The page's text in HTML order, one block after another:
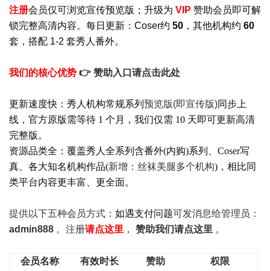
注册会员仅可浏览宣传预览版 ； 升级为 VIP 赞助会员即可解
锁完整高清内容。每日更新： Coser约 50 ，其他机构约 60
套， 搭配 1-2 套秀人番外。
我们的核心优势 👉 赞助入口请点击此处
更新速度快：秀人机构常规系列 预览版(即宣传版)同步上
线，官方原版需等待 1 个月，我们仅需 10 天即可更新高清
完整版。
资源品类全：覆盖秀人全系列含番外(内购)系列、Coser写
真、各大知名机构作品(新增：丝袜美腿多个机构)，相比同
类平台内容更丰富、更全面。
提供以下五种会员方式： 如遇支付问题可发消息给管理员：
admin888 。注册请点这里 ， 赞助我们请点这里 。
会员名称 有效时长 赞助
权限